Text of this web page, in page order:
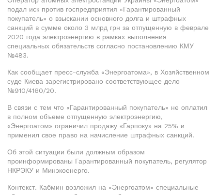
подал иск против госпредприятия «Гарантированный
покупатель» о взыскании основного долга и штрафных
санкций в сумме около 3 млрд грн за отпущенную в феврале
2020 года электроэнергию в рамках выполнения
специальных обязательств согласно постановлению КМУ
№483.
Как сообщает пресс-служба «Энергоатома», в Хозяйственном
суде Киева зарегистрировано соответствующее дело
№910/4160/20.
В связи с тем что «Гарантированный покупатель» не оплатил
в полном объеме отпущенную электроэнергию,
«Энергоатом» ограничил продажу «Гарпоку» на 25% и
применил свое право на начисление штрафных санкций.
Об этой ситуации были должным образом
проинформированы Гарантированный покупатель, регулятор
НКРЭКУ и Минэкоенерго.
Контекст. Кабмин возложил на «Энергоатом» специальные